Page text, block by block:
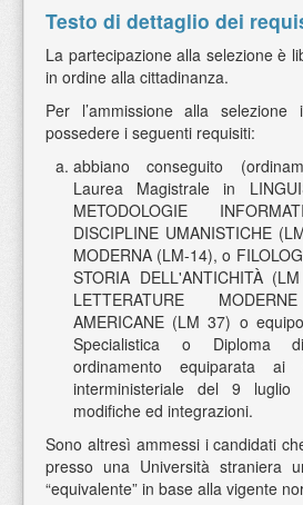
Testo di dettaglio dei
La partecipazione alla selezione è
in ordine alla cittadinanza.
Per l’ammissione alla selezione
possedere i seguenti requisiti:
abbiano conseguito
Laurea Magistrale in
METODOLOGIE
DISCIPLINE UMANISTICHE
MODERNA (LM-14), o
STORIA DELL'ANTICHITÀ
LETTERATURE
AMERICANE (LM 37) o
Specialistica o Diploma
ordinamento equiparata
interministeriale del 9 luglio
modifiche ed integrazioni.
Sono altresì ammessi i candidati
presso una Università straniera
“equivalente” in base alla vigente